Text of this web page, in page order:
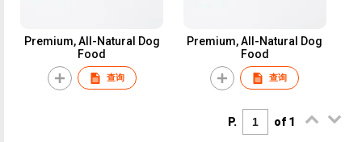
Premium, All-Natural Dog
Food
查询
Premium, All-Natural Dog
Food
查询
P. of 1